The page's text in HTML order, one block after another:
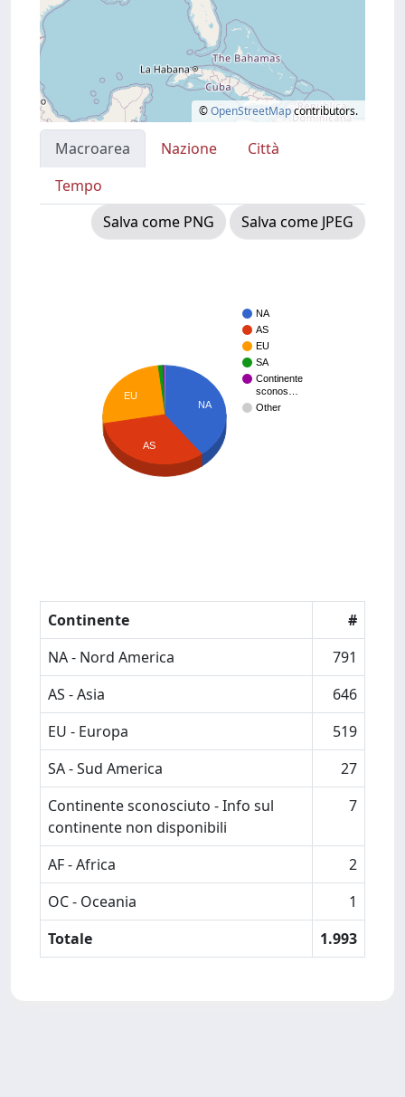
©OpenStreetMapcontributors.
Macroarea Nazione
Città
Tempo
Salva come PNG
Salva come JPEG
NA
AS
EU
SA
Continente
sconos…
Other
NA
EU
AS
Continente
#
NA - Nord America
791
AS - Asia
646
EU - Europa
519
SA - Sud America
27
Continente sconosciuto - Info sul
continente non disponibili
7
AF - Africa
2
OC - Oceania
1
Totale
1.993